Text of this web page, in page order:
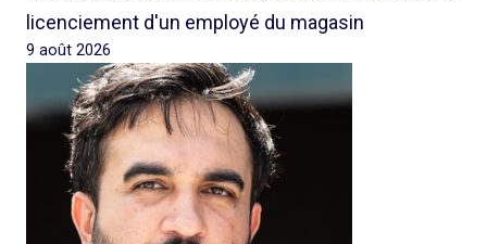
licenciement d'un employé du magasin
9 août 2026